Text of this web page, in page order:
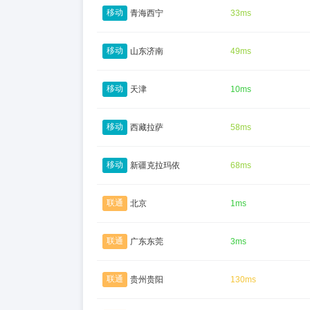
移动 青海西宁 33ms
移动 山东济南 49ms
移动 天津 10ms
移动 西藏拉萨 58ms
移动 新疆克拉玛依 68ms
联通 北京 1ms
联通 广东东莞 3ms
联通 贵州贵阳 130ms